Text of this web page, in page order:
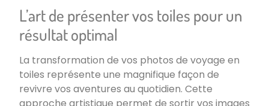
L’art de présenter vos toiles pour un
résultat optimal
La transformation de vos photos de voyage en
toiles représente une magnifique façon de
revivre vos aventures au quotidien. Cette
approche artistique permet de sortir vos images